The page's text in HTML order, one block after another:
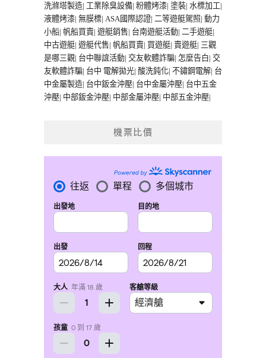
洗滌塔製造| 工業除臭設備| 粉體烤漆| 塗裝| 水標加工|
液體烤漆| 無膜標| ASA國際認證| 二等遊艇駕照| 動力
小船| 帆船買賣| 遊艇銷售| 台南遊艇活動| 二手遊艇|
中古遊艇| 遊艇代售| 帆船買賣| 買遊艇| 賣遊艇| 三觀
是哪三觀| 台中聯誼活動| 交友軟體詐騙| 怎麼告白| 交
友軟體詐騙| 台中 電解拋光| 酸洗鈍化| 不鏽鋼電解| 台
中金屬製造| 台中鈑金沖壓| 台中金屬沖壓| 台中五金
沖壓| 中部鈑金沖壓| 中部金屬沖壓| 中部五金沖壓|
機票比價